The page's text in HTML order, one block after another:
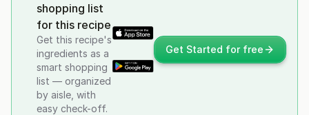
shopping list
for this recipe
Get this recipe's
ingredients as a
smart shopping
list — organized
by aisle, with
easy check-off.
Get Started for free